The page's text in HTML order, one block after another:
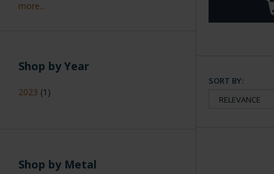
more...
Shop by Year
2023 (1)
Shop by Metal
SORT BY: